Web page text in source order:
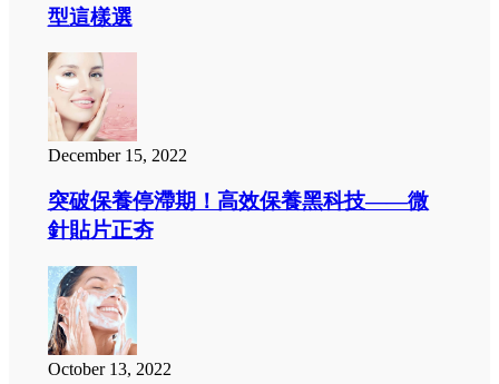
型這樣選
December 15, 2022
突破保養停滯期！高效保養黑科技——微
針貼片正夯
October 13, 2022